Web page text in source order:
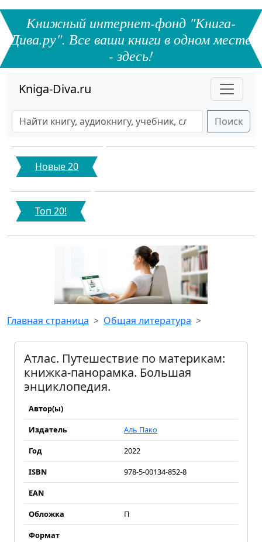
Книжный интернет-фонд "Книга-
Дива.ру". Все ваши книги в одном месте
- здесь!
Kniga-Diva.ru
Поиск
Новые 20
Топ 20!
Главная страница Общая литература
Атлас. Путешествие по материкам:
книжка-панорамка. Большая
энциклопедия.
Автор(ы)
Издатель
Аль Пако
Год
2022
ISBN
978-5-00134-852-8
EAN
Обложка
П
Формат